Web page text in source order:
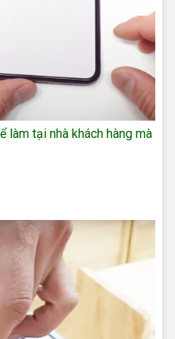
làm tại nhà khách hàng mà